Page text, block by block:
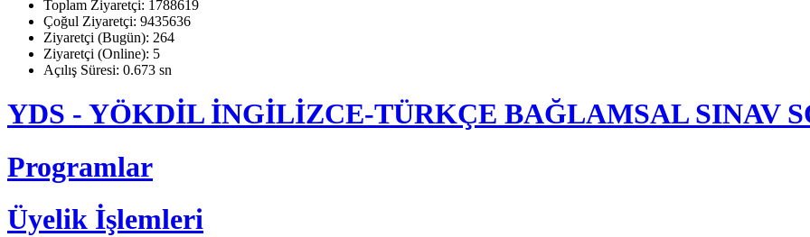
Toplam Ziyaretçi: 1788619
Çoğul Ziyaretçi: 9435636
Ziyaretçi (Bugün): 264
Ziyaretçi (Online): 5
Açılış Süresi: 0.673 sn
YDS - YÖKDİL İNGİLİZCE-TÜRKÇE BAĞLAMSAL SINAV
Programlar
Üyelik İşlemleri